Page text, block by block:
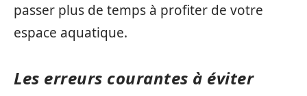
passer plus de temps à profiter de votre
espace aquatique.
Les erreurs courantes à éviter